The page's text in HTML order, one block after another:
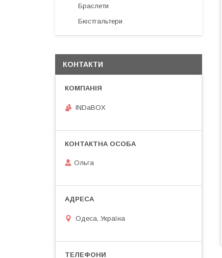
Браслети
Бюстгальтери
КОНТАКТИ
INDaBOX
Ольга
Одеса, Україна